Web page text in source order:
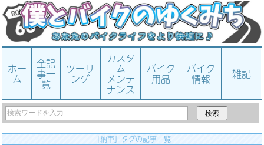
ホー
ム
全記
事一
覧
ツーリ
ング
カスタ
ム
メンテ
ナンス
バイク
用品
バイク
情報 雑記
「納車」タグの記事一覧